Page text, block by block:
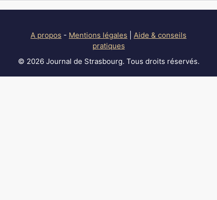
A propos - Mentions légales
Aide & conseils
pratiques
© 2026 Journal de Strasbourg. Tous droits réservés.